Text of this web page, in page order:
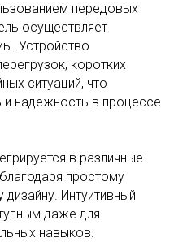
передовых
осуществляет
Устройство
коротких
ситуаций, что
и надежность в процессе
в различные
простому
Интуитивный
даже для
навыков.